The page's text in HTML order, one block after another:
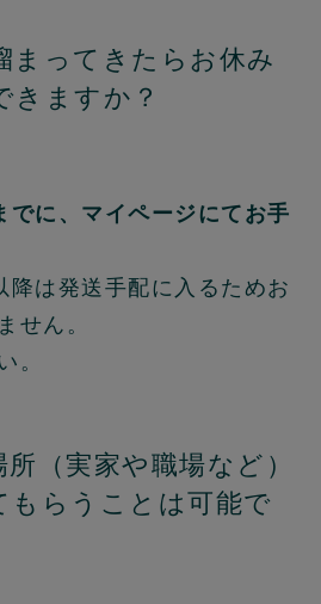
まってきたらお休み
きますか？
でに、マイページにてお手
降は発送手配に入るためお
せん。
。
（実家や職場など）
もらうことは可能で